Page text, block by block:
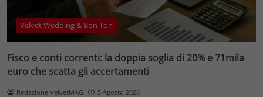
Velvet Wedding & Bon Ton
Fisco e conti correnti: la doppia soglia di 20% e 71mila
euro che scatta gli accertamenti
Redazione VelvetMAG 5 Agosto 2026